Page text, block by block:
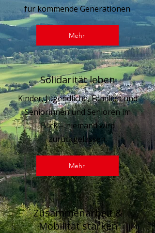
für kommende Generationen.
Mehr
Solidarität leben
Kinder, Jugendliche, Familien und
Seniorinnen und Senioren im
Blick – niemand wird
zurückgelassen.
Mehr
Zusammenarbeit &
Mobilität stärken